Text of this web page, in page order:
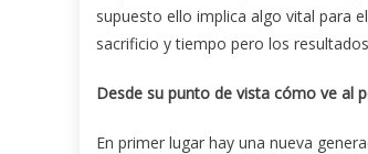
supuesto ello implica algo vital para
sacrificio y tiempo pero los
Desde su punto de vista cómo ve al
En primer lugar hay una nueva